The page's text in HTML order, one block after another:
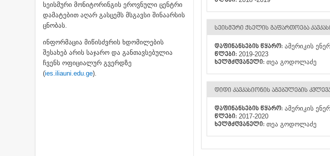
სეისმური მონიტორინგის ეროვნული ცენტრი
დამატებით აღარ გასცემს მსგავსი შინაარსის
ცნობას.
ინფორმაცია მიწისძვრის ხდომილების
შესახებ არის საჯარო და განთავსებულია
ჩვენს ოფიციალურ გვერდზე
(ies.iliauni.edu.ge).
ᲡᲔᲘᲡᲛᲣᲠᲘ ᲥᲡᲔᲚᲘᲡ ᲒᲐᲤᲐᲠᲗᲝᲔᲑᲐ
ᲓᲐᲤᲘᲜᲐᲜᲡᲔᲑᲘᲡ ᲬᲧᲐᲠᲝ: ამერიკის
ᲬᲚᲔᲑᲘ: 2019-2023
ᲮᲔᲚᲛᲫᲦᲕᲐᲜᲔᲚᲘ: თეა გოდოლაძე
ᲓᲘᲓᲘ ᲙᲐᲕᲙᲐᲡᲘᲝᲜᲘᲡ ᲐᲒᲔᲑᲣᲚᲔᲑᲘᲡ
ᲓᲐᲤᲘᲜᲐᲜᲡᲔᲑᲘᲡ ᲬᲧᲐᲠᲝ: ამერიკის
ᲬᲚᲔᲑᲘ: 2017-2020
ᲮᲔᲚᲛᲫᲦᲕᲐᲜᲔᲚᲘ: თეა გოდოლაძე